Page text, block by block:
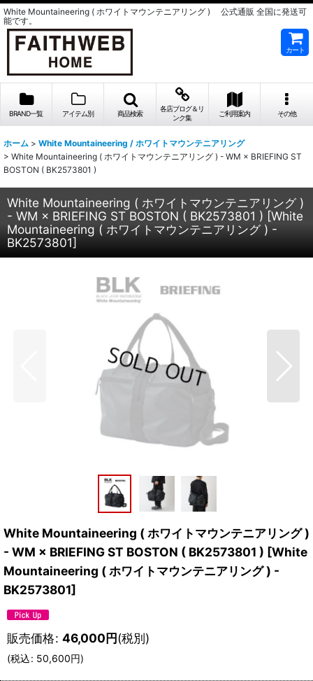
White Mountaineering ( ホワイトマウンテニアリング ) 公式通販 全国に発送可
能です。
カート
BRAND一覧 アイテム別 商品検索
各店ブログ＆リ
ンク集
ご利用案内 その他
ホーム > White Mountaineering / ホワイトマウンテニアリング
> White Mountaineering ( ホワイトマウンテニアリング ) - WM × BRIEFING ST
BOSTON ( BK2573801 )
White Mountaineering ( ホワイトマウンテニアリング )
- WM × BRIEFING ST BOSTON ( BK2573801 ) [White
Mountaineering ( ホワイトマウンテニアリング ) -
BK2573801]
White Mountaineering ( ホワイトマウンテニアリング )
- WM × BRIEFING ST BOSTON ( BK2573801 ) [White
Mountaineering ( ホワイトマウンテニアリング ) -
BK2573801]
販売価格: 46,000円(税別)
(税込: 50,600円)